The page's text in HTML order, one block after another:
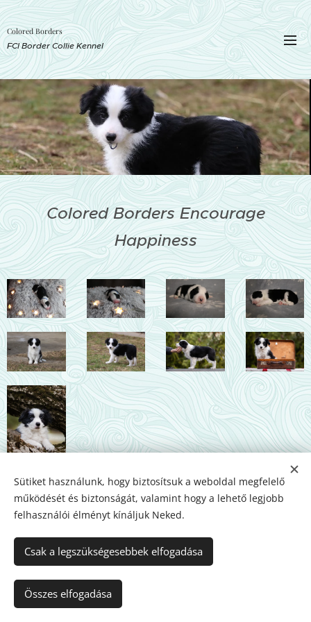
Colored Borders
FCI Border Collie Kennel
Colored Borders Encourage
Happiness
Az oldalt a működteti
Magyar
Sütiket használunk, hogy biztosítsuk a weboldal megfelelő
működését és biztonságát, valamint hogy a lehető legjobb
felhasználói élményt kínáljuk Neked.
Csak a legszükségesebbek elfogadása
Összes elfogadása